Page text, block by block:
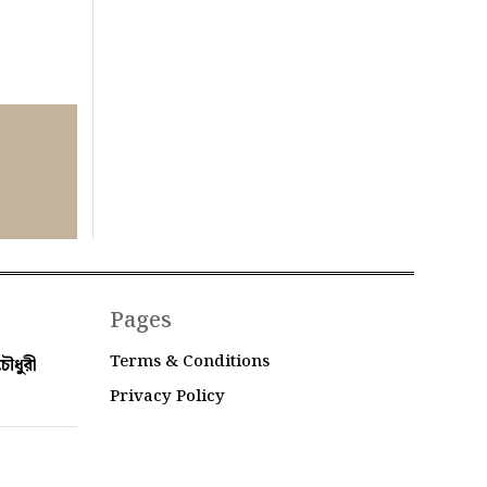
Pages
Terms & Conditions
Privacy Policy